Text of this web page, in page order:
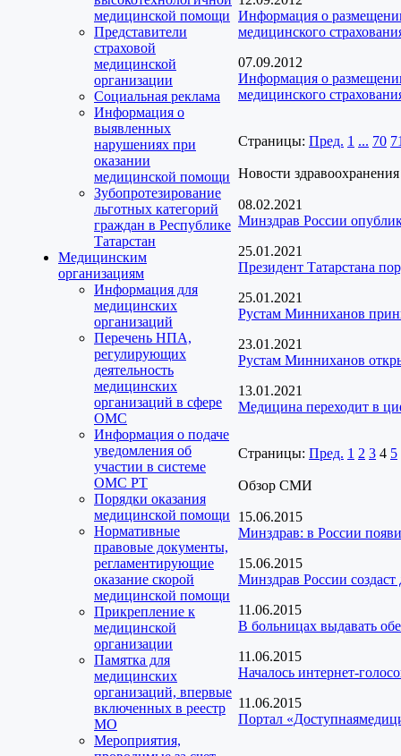
медицинской помощи
Представители
страховой
медицинской
организации
Социальная реклама
Информация о
выявленных
нарушениях при
оказании
медицинской помощи
Зубопротезирование
льготных категорий
граждан в Республике
Татарстан
Медицинским
организациям
Информация для
медицинских
организаций
Перечень НПА,
регулирующих
деятельность
медицинских
организаций в сфере
ОМС
Информация о подаче
уведомления об
участии в системе
ОМС РТ
Порядки оказания
медицинской помощи
Нормативные
правовые документы,
регламентирующие
оказание скорой
медицинской помощи
Прикрепление к
медицинской
организации
Памятка для
медицинских
организаций, впервые
включенных в реестр
МО
Мероприятия,
Информация о
медицинского
07.09.2012
Информация о
медицинского
Страницы: Пред. 1 ... 70
Новости здравоохранения
08.02.2021
Минздрав России
25.01.2021
Президент Татарстана
25.01.2021
Рустам Минниханов
23.01.2021
Рустам Минниханов
13.01.2021
Медицина переходит в
Страницы: Пред. 1 2 3 4 5
Обзор СМИ
15.06.2015
Минздрав: в России
15.06.2015
Минздрав России
11.06.2015
В больницах выдавать
11.06.2015
Началось интернет-
11.06.2015
Портал